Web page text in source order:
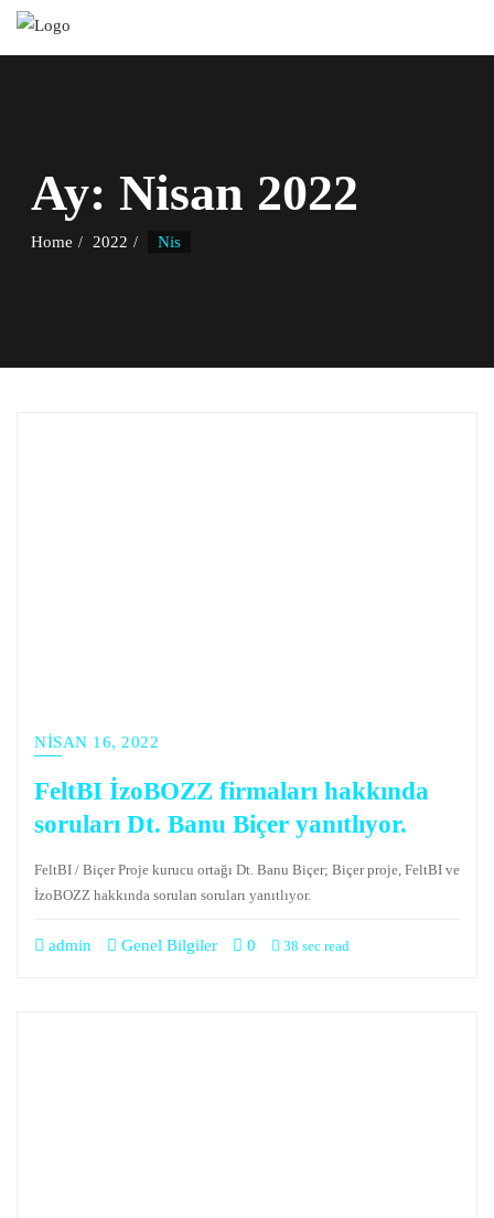
Skip
Ay: Nisan 2022
Home 2022 Nis
NISAN 16, 2022
FeltBI İzoBOZZ firmaları hakkında
soruları Dt. Banu Biçer yanıtlıyor.
FeltBI / Biçer Proje kurucu ortağı Dt. Banu Biçer; Biçer proje, FeltBI ve
İzoBOZZ hakkında sorulan soruları yanıtlıyor.
admin Genel Bilgiler 0 38 sec read